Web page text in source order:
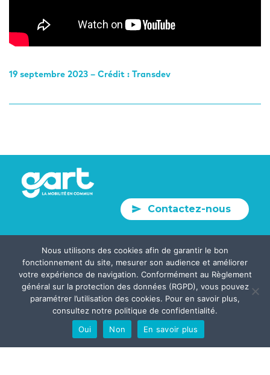
19 septembre 2023 – Crédit : Transdev
Contactez-nous
Plan du site
Crédits
Mentions Légales
Confidentialités
Nous utilisons des cookies afin de garantir le bon
fonctionnement du site, mesurer son audience et améliorer
votre expérience de navigation. Conformément au Règlement
général sur la protection des données (RGPD), vous pouvez
paramétrer l’utilisation des cookies. Pour en savoir plus,
consultez notre politique de confidentialité.
Oui
Non En savoir plus